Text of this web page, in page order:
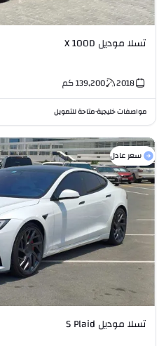
تسلا موديل X 100D
2018
139,200كم
مواصفات خليجية•متاحة للتمويل
سعر عادل
تسلا موديل S Plaid